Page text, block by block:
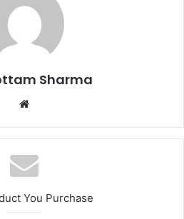
Sharma
b
s
i
e
You Purchase